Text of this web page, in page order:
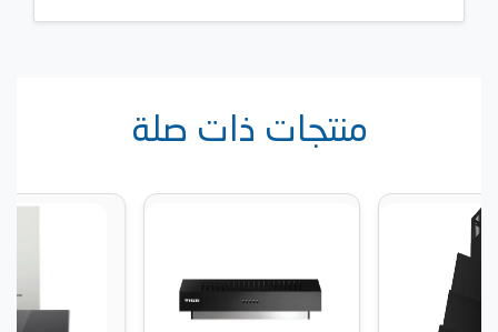
منتجات ذات صلة